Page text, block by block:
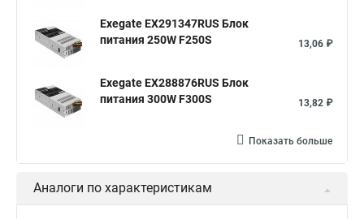
Exegate EX291347RUS Блок
питания 250W F250S
13,06 ₽
Exegate EX288876RUS Блок
питания 300W F300S
13,82 ₽
Показать больше
Аналоги по характеристикам